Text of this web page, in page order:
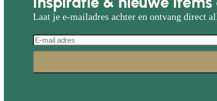
Laat je e-mailadres achter en ontvang direct